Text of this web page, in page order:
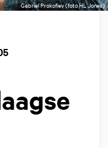
Gabriel Prokofiev (foto HL Jones)